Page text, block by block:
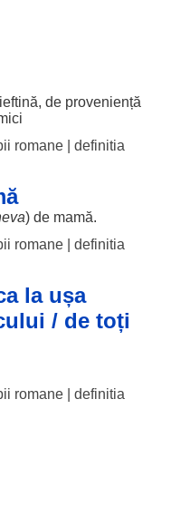
ieftină, de proveniență
romane| definitia
) de mamă.
romane| definitia
la ușa
/ de toți
romane| definitia